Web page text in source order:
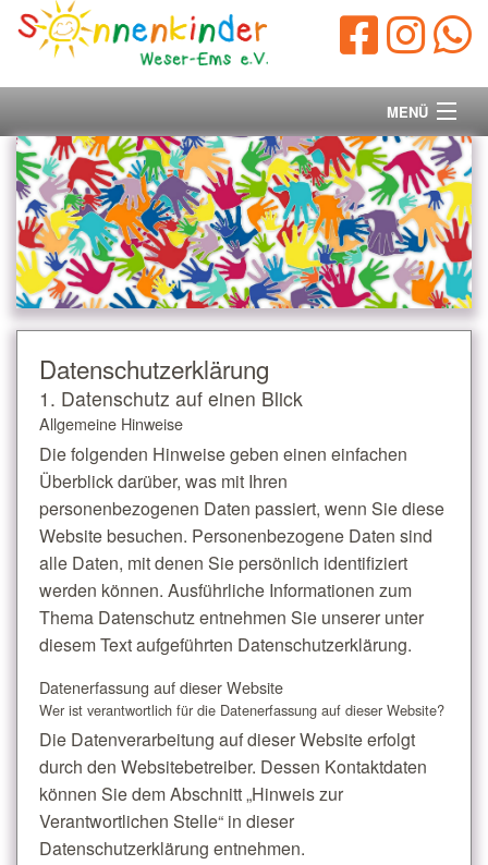
MENÜ
Startseite
Vorstand
Unsere Ziele
Ihre Spende
Aktuelles/Presse
Kontakt
Datenschutz­erklärung
1. Datenschutz auf einen Blick
Allgemeine Hinweise
Die folgenden Hinweise geben einen einfachen
Überblick darüber, was mit Ihren
personenbezogenen Daten passiert, wenn Sie diese
Website besuchen. Personenbezogene Daten sind
alle Daten, mit denen Sie persönlich identifiziert
werden können. Ausführliche Informationen zum
Thema Datenschutz entnehmen Sie unserer unter
diesem Text aufgeführten Datenschutzerklärung.
Datenerfassung auf dieser Website
Wer ist verantwortlich für die Datenerfassung auf dieser Website?
Die Datenverarbeitung auf dieser Website erfolgt
durch den Websitebetreiber. Dessen Kontaktdaten
können Sie dem Abschnitt „Hinweis zur
Verantwortlichen Stelle“ in dieser
Datenschutzerklärung entnehmen.